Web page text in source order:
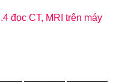
đọc CT, MRI trên máy